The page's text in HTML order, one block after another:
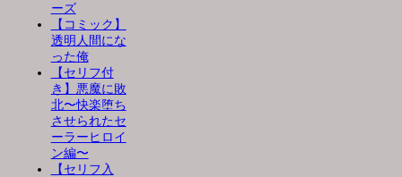
ーズ
【コミック】
透明人間にな
った俺
【セリフ付
き】悪魔に敗
北〜快楽堕ち
させられたセ
ーラーヒロイ
ン編〜
【セリフ入